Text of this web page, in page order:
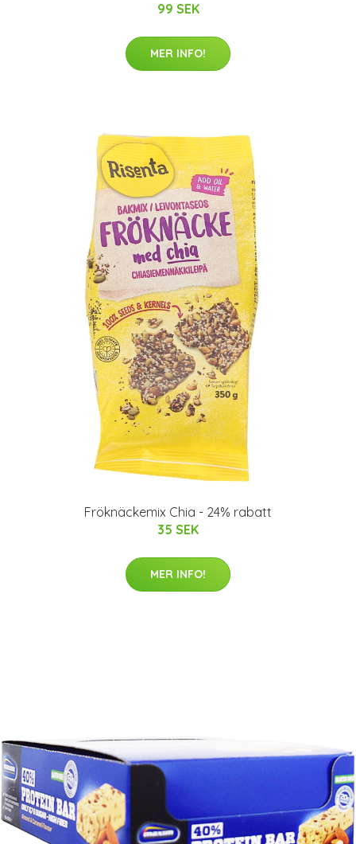
99 SEK
MER INFO!
Fröknäckemix Chia - 24% rabatt
35 SEK
MER INFO!